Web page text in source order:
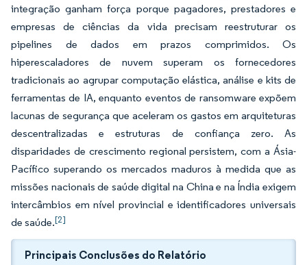
integração ganham força porque pagadores, prestadores e
empresas de ciências da vida precisam reestruturar os
pipelines de dados em prazos comprimidos. Os
hiperescaladores de nuvem superam os fornecedores
tradicionais ao agrupar computação elástica, análise e kits de
ferramentas de IA, enquanto eventos de ransomware expõem
lacunas de segurança que aceleram os gastos em arquiteturas
descentralizadas e estruturas de confiança zero. As
disparidades de crescimento regional persistem, com a Ásia-
Pacífico superando os mercados maduros à medida que as
missões nacionais de saúde digital na China e na Índia exigem
intercâmbios em nível provincial e identificadores universais
de saúde.[2]
Principais Conclusões do Relatório